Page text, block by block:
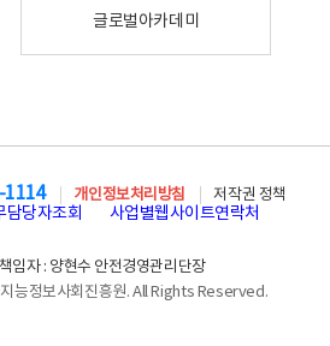
글로벌아카데미
1114 개인정보처리방침
저작권 정책
담당자조회 사업별웹사이트연락처
임자 : 양현수 안전경영관리단장
능정보사회진흥원. All Rights Reserved.